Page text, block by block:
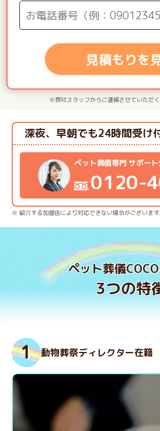
見積もりを
※弊社スタッフからご連絡させていただく
ペット葬儀専門 サポー
0120-
深夜、早朝でも24時間受け
※ 紹介する加盟店により対応できない場合がございます
ペット葬儀
3つの特
動物葬祭ディレクター在籍